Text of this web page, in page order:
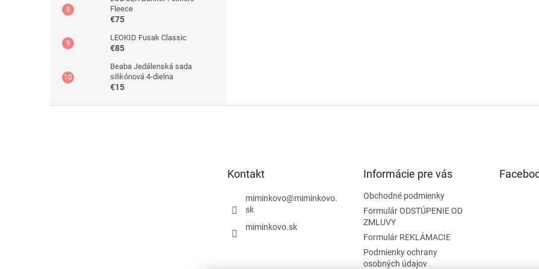
Fleece
€75
LEOKID Fusak Classic
€85
Beaba Jedálenská sada
silikónová 4-dielna
€15
Kontakt
miminkovo@miminkovo.
sk
miminkovo.sk
Informácie pre vás
Obchodné podmienky
Formulár ODSTÚPENIE OD
ZMLUVY
Formulár REKLÁMACIE
Podmienky ochrany
osobných údajov